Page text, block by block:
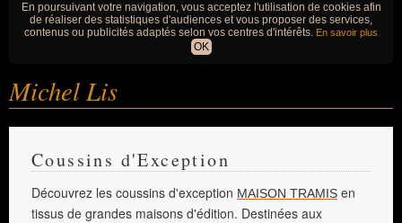
En poursuivant votre navigation, vous acceptez l'utilisation de cookies afin
de réaliser des statistiques d'audiences et vous proposer des services,
contenus ou publicités adaptés selon vos centres d'intérêts. En savoir plus
OK
Michel Lis
Coussins d'Exception
Découvrez les coussins d'exception MAISON TRAMIS en
tissus de grandes maisons d'édition. Destinées aux